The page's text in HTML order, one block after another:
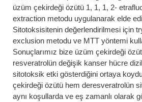
üzüm çekirdeği özütü 1, 1, 1, 2-
extraction metodu uygulanarak elde
Sitotoksisitenin değerlendirilmesi için
exclusion metodu ve MTT yöntemi
Sonuçlarımız bize üzüm çekirdeği
resveratrolün değişik kanser hücre
sitotoksik etki gösterdiğini ortaya
çekirdeği özütü hem deresveratrolün
aynı koşullarda ve eş zamanlı olarak